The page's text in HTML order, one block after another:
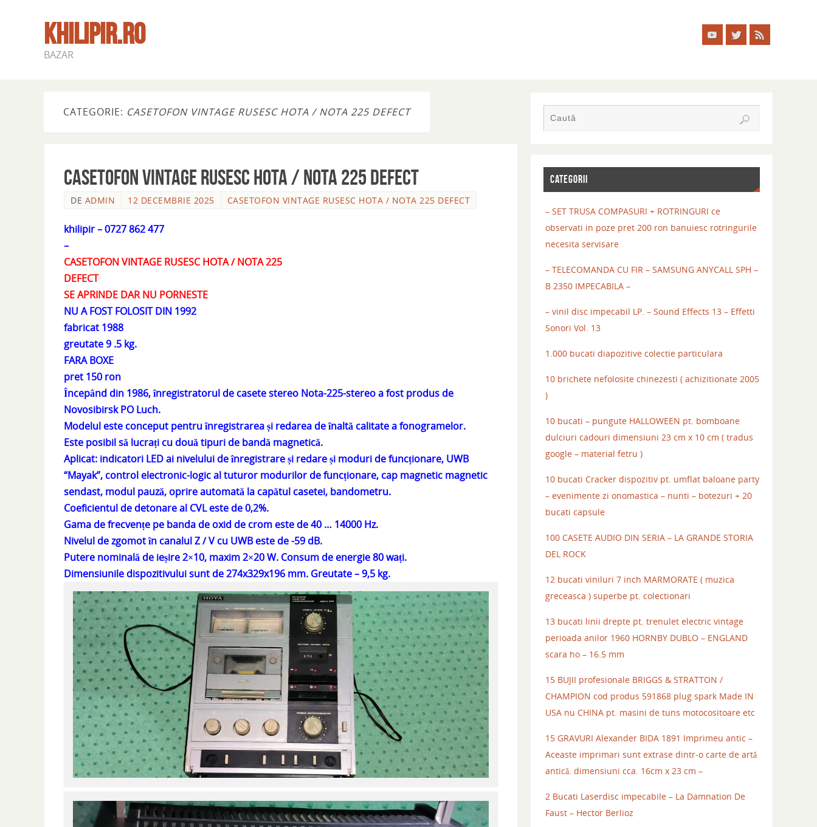
KHILIPIR.RO
BAZAR
CATEGORIE: CASETOFON VINTAGE RUSESC HOTA / NOTA 225 DEFECT
CASETOFON VINTAGE RUSESC HOTA / NOTA 225 DEFECT
DE ADMIN 12 DECEMBRIE 2025 CASETOFON VINTAGE RUSESC HOTA / NOTA 225 DEFECT
khilipir – 0727 862 477
–
CASETOFON VINTAGE RUSESC HOTA / NOTA 225
DEFECT
SE APRINDE DAR NU PORNESTE
NU A FOST FOLOSIT DIN 1992
fabricat 1988
greutate 9 .5 kg.
FARA BOXE
pret 150 ron
Începând din 1986, înregistratorul de casete stereo Nota-225-stereo a fost produs de
Novosibirsk PO Luch.
Modelul este conceput pentru înregistrarea și redarea de înaltă calitate a fonogramelor.
Este posibil să lucrați cu două tipuri de bandă magnetică.
Aplicat: indicatori LED ai nivelului de înregistrare și redare și moduri de funcționare, UWB
“Mayak”, control electronic-logic al tuturor modurilor de funcționare, cap magnetic magnetic
sendast, modul pauză, oprire automată la capătul casetei, bandometru.
Coeficientul de detonare al CVL este de 0,2%.
Gama de frecvențe pe banda de oxid de crom este de 40 … 14000 Hz.
Nivelul de zgomot în canalul Z / V cu UWB este de -59 dB.
Putere nominală de ieșire 2×10, maxim 2×20 W. Consum de energie 80 wați.
Dimensiunile dispozitivului sunt de 274x329x196 mm. Greutate – 9,5 kg.
CATEGORII
– SET TRUSA COMPASURI + ROTRINGURI ce
observati in poze pret 200 ron banuiesc rotringurile
necesita servisare
– TELECOMANDA CU FIR – SAMSUNG ANYCALL SPH –
B 2350 IMPECABILA –
– vinil disc impecabil LP. – Sound Effects 13 – Effetti
Sonori Vol. 13
1.000 bucati diapozitive colectie particulara
10 brichete nefolosite chinezesti ( achizitionate 2005
)
10 bucati – pungute HALLOWEEN pt. bomboane
dulciuri cadouri dimensiuni 23 cm x 10 cm ( tradus
google – material fetru )
10 bucati Cracker dispozitiv pt. umflat baloane party
– evenimente zi onomastica – nunti – botezuri + 20
bucati capsule
100 CASETE AUDIO DIN SERIA – LA GRANDE STORIA
DEL ROCK
12 bucati viniluri 7 inch MARMORATE ( muzica
greceasca ) superbe pt. colectionari
13 bucati linii drepte pt. trenulet electric vintage
perioada anilor 1960 HORNBY DUBLO – ENGLAND
scara ho – 16.5 mm
15 BUJII profesionale BRIGGS & STRATTON /
CHAMPION cod produs 591868 plug spark Made IN
USA nu CHINA pt. masini de tuns motocositoare etc
15 GRAVURI Alexander BIDA 1891 Imprimeu antic –
Aceaste imprimari sunt extrase dintr-o carte de artă
antică. dimensiuni cca. 16cm x 23 cm –
2 Bucati Laserdisc impecabile – La Damnation De
Faust – Hector Berlioz